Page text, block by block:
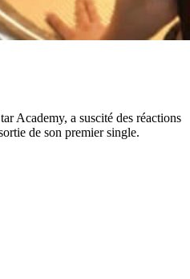
Academy, a suscité des réactions
de son premier single.